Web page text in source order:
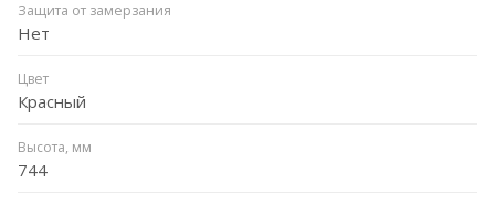
Защита от замерзания
Нет
Цвет
Красный
Высота, мм
744